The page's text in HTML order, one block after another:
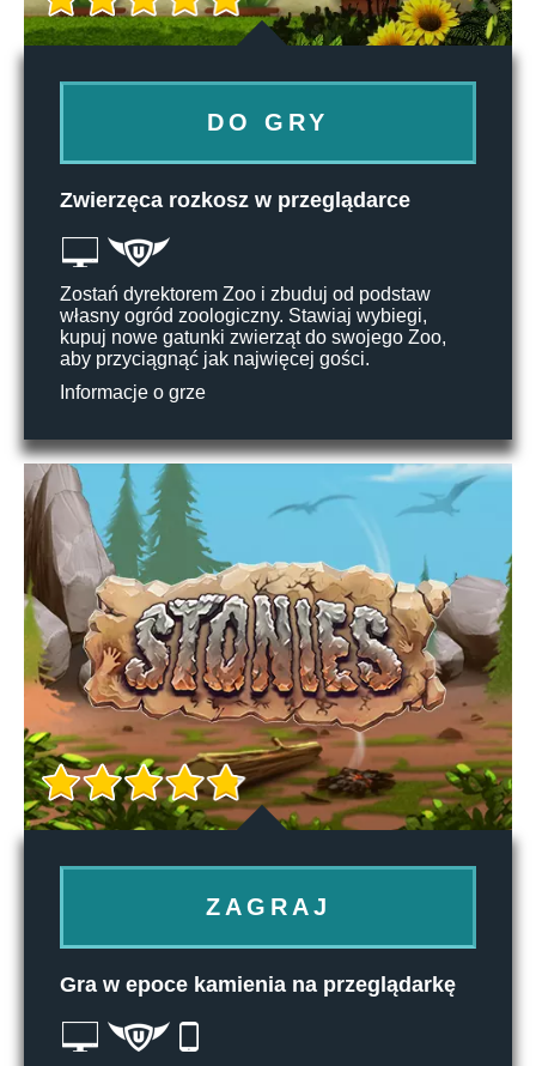
DO GRY
Zwierzęca rozkosz w przeglądarce
Zostań dyrektorem Zoo i zbuduj od podstaw
własny ogród zoologiczny. Stawiaj wybiegi,
kupuj nowe gatunki zwierząt do swojego Zoo,
aby przyciągnąć jak najwięcej gości.
Informacje o grze
ZAGRAJ
Gra w epoce kamienia na przeglądarkę